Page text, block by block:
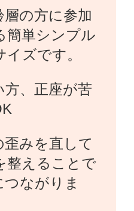
層の方に参加
簡単シンプル
ズです。
方、正座が苦
歪みを直して
整えることで
つながりま